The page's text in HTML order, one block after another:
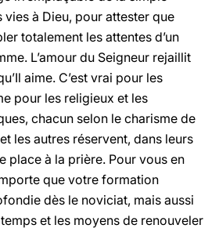
à Dieu, pour attester que
totalement les attentes d’un
L’amour du Seigneur rejaillit
aime. C’est vrai pour les
pour les religieux et les
chacun selon le charisme de
les autres réservent, dans leurs
place à la prière. Pour vous en
que votre formation
dès le noviciat, mais aussi
et les moyens de renouveler